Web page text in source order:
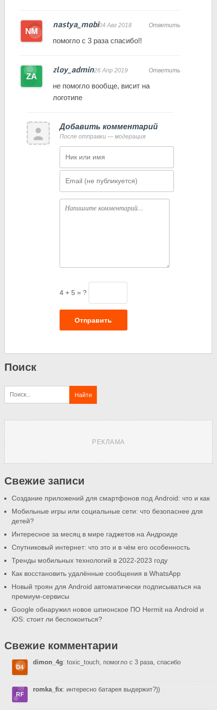
nastya_mobi04 Авг 2018 Ответить
помогло с 3 раза спасибо!!
zloy_admin26 Апр 2019 Ответить
не помогло вообще, висит на
логотипе
Добавить комментарий
После отправки — модерация
4 + 5 = ?
Отправить
Поиск
РЕКЛАМА
Свежие записи
Создание приложений для смартфонов под Android: что и как
Мобильные игры или социальные сети: что безопаснее для
детей?
Интересное за месяц в мире гаджетов на Андроиде
Спутниковый интернет: что это и в чём его особенность
Тренды мобильных технологий в 2022-2023 году
Как восстановить удалённые сообщения в WhatsApp
Новый троян для Android автоматически подписываться на
премиум-сервисы
Google обнаружил новое шпионское ПО Hermit на Android и
iOS: стоит ли беспокоиться?
Свежие комментарии
dimon_4g: toxic_touch, помогло с 3 раза, спасибо
romka_fix: интересно батарея выдержит?))